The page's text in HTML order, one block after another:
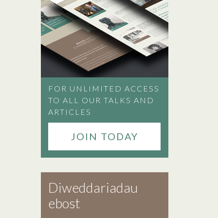
FOR UNLIMITED ACCESS
TO ALL OUR TALKS AND
ARTICLES
JOIN TODAY
Diweddariadau
ebost